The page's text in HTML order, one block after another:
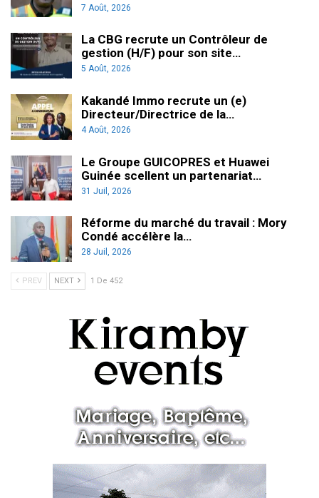
7 Août, 2026
La CBG recrute un Contrôleur de
gestion (H/F) pour son site…
5 Août, 2026
Kakandé Immo recrute un (e)
Directeur/Directrice de la…
4 Août, 2026
Le Groupe GUICOPRES et Huawei
Guinée scellent un partenariat…
31 Juil, 2026
Réforme du marché du travail : Mory
Condé accélère la…
28 Juil, 2026
PREV NEXT 1 De 452